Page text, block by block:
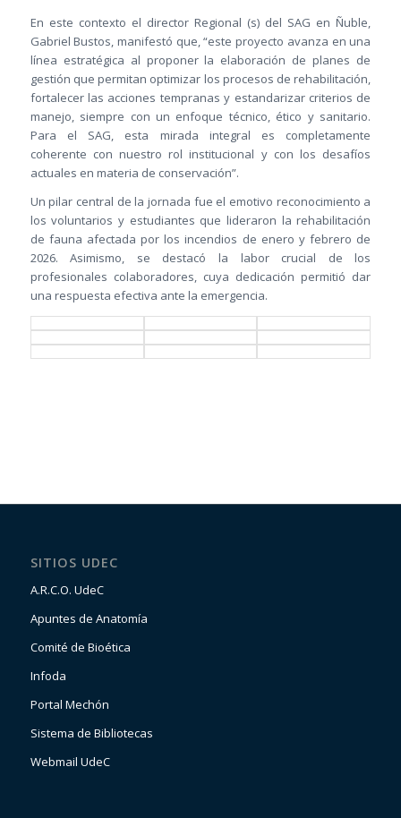
En este contexto el director Regional (s) del SAG en Ñuble,
Gabriel Bustos, manifestó que, “este proyecto avanza en una
línea estratégica al proponer la elaboración de planes de
gestión que permitan optimizar los procesos de rehabilitación,
fortalecer las acciones tempranas y estandarizar criterios de
manejo, siempre con un enfoque técnico, ético y sanitario.
Para el SAG, esta mirada integral es completamente
coherente con nuestro rol institucional y con los desafíos
actuales en materia de conservación”.
Un pilar central de la jornada fue el emotivo reconocimiento a
los voluntarios y estudiantes que lideraron la rehabilitación
de fauna afectada por los incendios de enero y febrero de
2026. Asimismo, se destacó la labor crucial de los
profesionales colaboradores, cuya dedicación permitió dar
una respuesta efectiva ante la emergencia.
SITIOS UDEC
A.R.C.O. UdeC
Apuntes de Anatomía
Comité de Bioética
Infoda
Portal Mechón
Sistema de Bibliotecas
Webmail UdeC